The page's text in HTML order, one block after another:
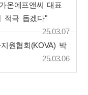
온에프앤씨 대표
적극 돕겠다"
25.03.07
원협회(KOVA) 박
25.03.06